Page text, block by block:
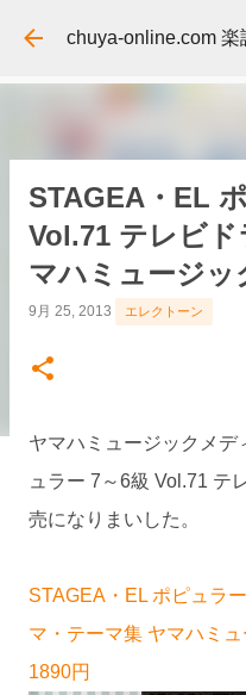
スキップしてメ
chuya-online.com 楽
STAGEA・EL
Vol.71 テレビ
マハミュージッ
9月 25, 2013 エレクトーン
ヤマハミュージックメデ
ュラー 7～6級 Vol.71 テ
売になりまいした。
STAGEA・EL ポピュラ
マ・テーマ集 ヤマハミ
1890円